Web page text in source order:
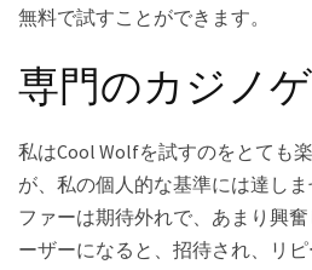
無料で試すことができます。
専門のカジノ
私はCool Wolfを試すのをとても
が、私の個人的な基準には達し
ファーは期待外れで、あまり興
ーザーになると、招待され、リ